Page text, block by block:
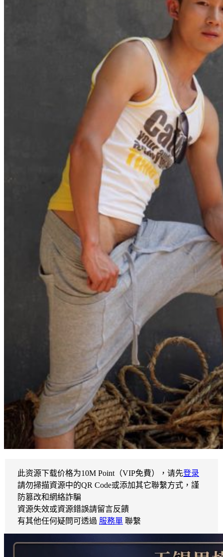
此资源下载价格为10M Point（VIP免費），请先登录
請勿掃描資源中的QR Code或添加其它聯繫方式，謹
防篡改和網絡詐騙
資源失效或資源錯誤請留言反饋
有其他任何疑問可透過 服務單 聯繫